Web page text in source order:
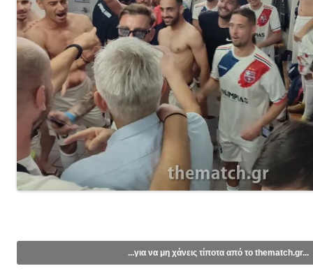
...για να μη χάνεις τίποτα από το thematch.gr...